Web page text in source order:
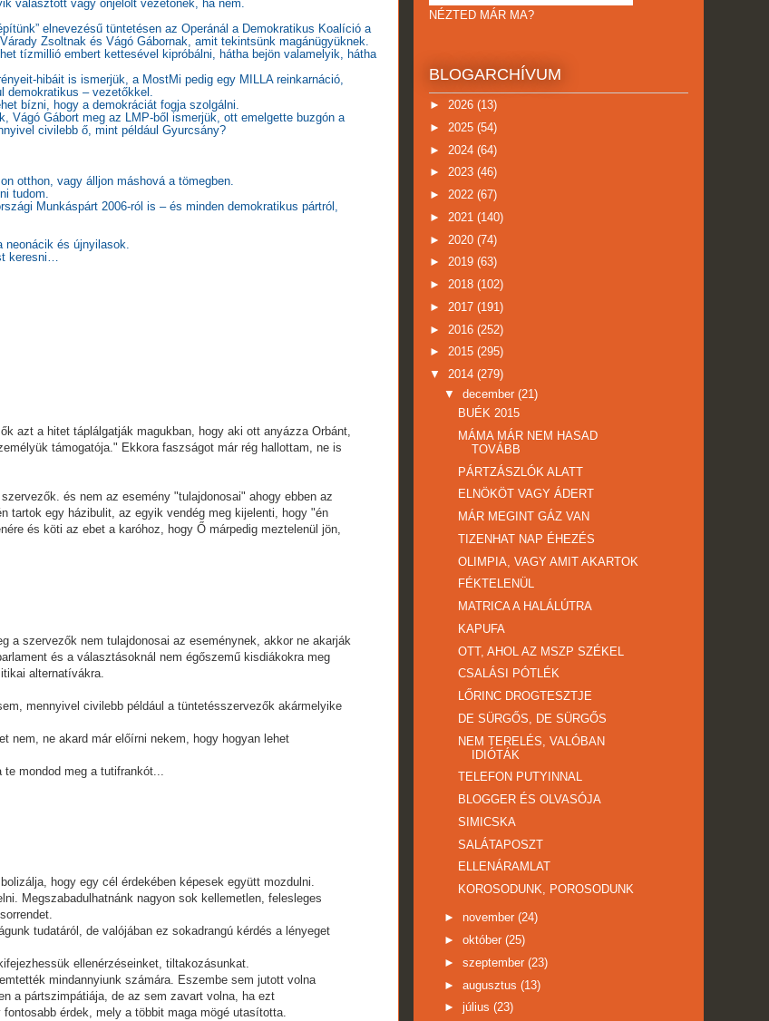
választott vagy önjelölt vezetőnek, ha nem.
elnevezésű tüntetésen az Operánál a Demokratikus Koalíció a
Zsoltnak és Vágó Gábornak, amit tekintsünk magánügyüknek.
tízmillió embert kettesével kipróbálni, hátha bejön valamelyik,
hátha
hibáit is ismerjük, a MostMi pedig egy MILLA reinkarnáció,
– vezetőkkel.
bízni, hogy a demokráciát fogja szolgálni.
Vágó Gábort meg az LMP-ből ismerjük, ott emelgette buzgón a
civilebb ő, mint például Gyurcsány?
otthon, vagy álljon máshová a tömegben.
tudom.
Munkáspárt 2006-ról is – és minden demokratikus pártról,
és újnyilasok.
keresni…
azt a hitet táplálgatják magukban, hogy aki ott anyázza Orbánt,
támogatója." Ekkora faszságot már rég hallottam, ne is
és nem az esemény "tulajdonosai" ahogy ebben az
tartok egy házibulit, az egyik vendég meg kijelenti, hogy "én
és köti az ebet a karóhoz, hogy Ő márpedig meztelenül jön,
a szervezők nem tulajdonosai az eseménynek, akkor ne akarják
és a választásoknál nem égőszemű kisdiákokra meg
alternatívákra.
mennyivel civilebb például a tüntetésszervezők akármelyike
nem, ne akard már előírni nekem, hogy hogyan lehet
mondod meg a tutifrankót...
hogy egy cél érdekében képesek együtt mozdulni.
Megszabadulhatnánk nagyon sok kellemetlen, felesleges
tudatáról, de valójában ez sokadrangú kérdés a lényeget
ellenérzéseinket, tiltakozásunkat.
mindannyiunk számára. Eszembe sem jutott volna
a pártszimpátiája, de az sem zavart volna, ha ezt
érdek, mely a többit maga mögé utasította.
NÉZTED MÁR MA?
BLOGARCHÍVUM
► 2026 (13)
► 2025 (54)
► 2024 (64)
► 2023 (46)
► 2022 (67)
► 2021 (140)
► 2020 (74)
► 2019 (63)
► 2018 (102)
► 2017 (191)
► 2016 (252)
► 2015 (295)
▼ 2014 (279)
▼ december (21)
BUÉK 2015
MÁMA MÁR NEM HASAD
TOVÁBB
PÁRTZÁSZLÓK ALATT
ELNÖKÖT VAGY ÁDERT
MÁR MEGINT GÁZ VAN
TIZENHAT NAP ÉHEZÉS
OLIMPIA, VAGY AMIT AKARTOK
FÉKTELENÜL
MATRICA A HALÁLÚTRA
KAPUFA
OTT, AHOL AZ MSZP SZÉKEL
CSALÁSI PÓTLÉK
LŐRINC DROGTESZTJE
DE SÜRGŐS, DE SÜRGŐS
NEM TERELÉS, VALÓBAN
IDIÓTÁK
TELEFON PUTYINNAL
BLOGGER ÉS OLVASÓJA
SIMICSKA
SALÁTAPOSZT
ELLENÁRAMLAT
KOROSODUNK, POROSODUNK
► november (24)
► október (25)
► szeptember (23)
► augusztus (13)
► július (23)